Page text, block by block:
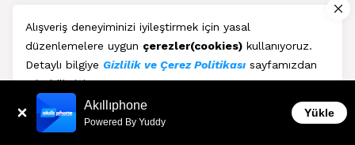
Alışveriş deneyiminizi iyileştirmek için yasal
düzenlemelere uygun çerezler(cookies) kullanıyoruz.
Detaylı bilgiye Gizlilik ve Çerez Politikası sayfamızdan
erişebilirsiniz.
Kabul Et
Müşteri Hizmetleri
Üyelik
Blog Akıllıphone
Powered By Yuddy
Yükle